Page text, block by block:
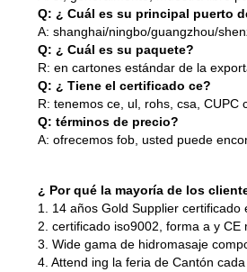
Q: ¿ Cuál es su principal puerto
A: shanghai/ningbo/guangzhou/
Q: ¿ Cuál es su paquete?
R: en cartones estándar de la
Q: ¿ Tiene el certificado ce?
R: tenemos ce, ul, rohs, csa, CUPC
Q: términos de precio?
A: ofrecemos fob, usted puede
¿ Por qué la mayoría de los
1. 14 años Gold Supplier certificado
2. certificado iso9002, forma a y CE
3. Wide gama de hidromasaje
4. Attend ing la feria de Cantón